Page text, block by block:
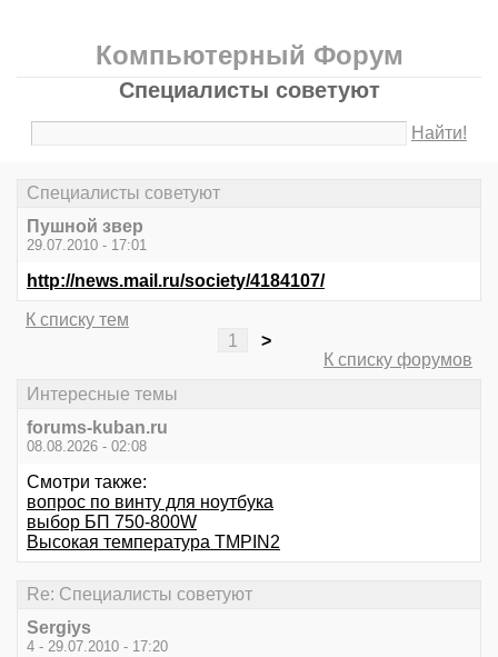
Компьютерный Форум
Специалисты советуют
Найти!
Специалисты советуют
Пушной звер
29.07.2010 - 17:01
http://news.mail.ru/society/4184107/
К списку тем
1
>
К списку форумов
Интересные темы
forums-kuban.ru
08.08.2026 - 02:08
Смотри также:
вопрос по винту для ноутбука
выбор БП 750-800W
Высокая температура TMPIN2
Re: Специалисты советуют
Sergiys
4 - 29.07.2010 - 17:20